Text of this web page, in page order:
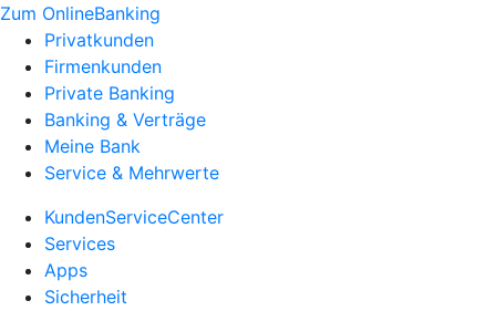
Zum OnlineBanking
Privatkunden
Firmenkunden
Private Banking
Banking & Verträge
Meine Bank
Service & Mehrwerte
KundenServiceCenter
Services
Apps
Sicherheit